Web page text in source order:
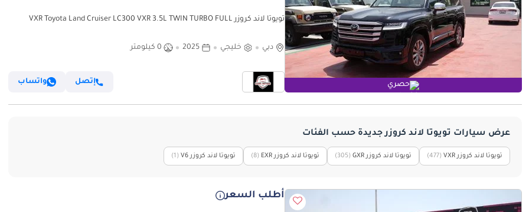
حصري
تويوتا لاند كروزر VXR Toyota Land Cruiser LC300 VXR 3.5L TWIN TURBO FULL
دبي خليجي 2025 0 كيلومتر
إتصل واتساب
عرض سيارات تويوتا لاند كروزر جديدة حسب الفئات
تويوتا لاند كروزر VXR ‏(477) تويوتا لاند كروزر GXR ‏(305) تويوتا لاند كروزر EXR ‏(8) تويوتا لاند كروزر V6 ‏(1)
أطلب السعر